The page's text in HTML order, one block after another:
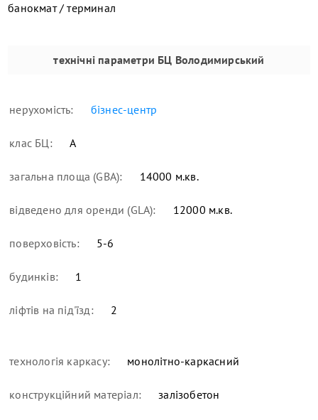
банокмат / терминал
технічні параметри БЦ Володимирський
нерухомість: бізнес-центр
клас БЦ: А
загальна площа (GBA): 14000 м.кв.
відведено для оренди (GLA): 12000 м.кв.
поверховість: 5-6
будинків: 1
ліфтів на під'їзд: 2
технологія каркасу: монолітно-каркасний
конструкційний матеріал: залізобетон